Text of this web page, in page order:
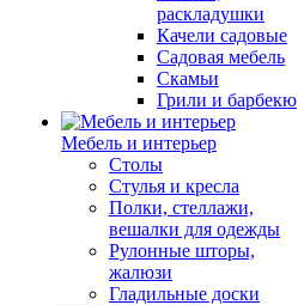
раскладушки
Качели садовые
Садовая мебель
Скамьи
Грили и барбекю
Мебель и интерьер
Столы
Стулья и кресла
Полки, стеллажи,
вешалки для одежды
Рулонные шторы,
жалюзи
Гладильные доски